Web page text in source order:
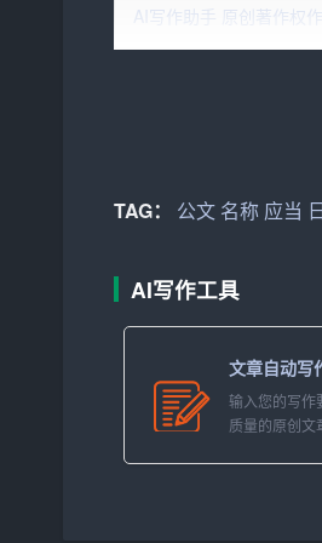
2. 文件字号：指公文
4. 页码：指公文的页
1. 格式：版记的字体大
2. 位置：版记一般位于
页都要标注页码。
三、严谨使用机关名称
1. 机关名称
应当准确、
2. 机关名称应当与公文
AI写作助手 原创著作权
TAG： 公文 名称 应当
AI写作工具
文章自动写
输入您的写作
质量的原创文